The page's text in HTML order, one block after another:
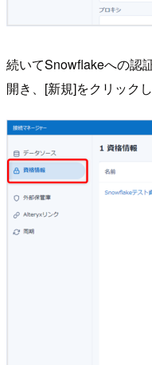
続いてSnowflakeへの認
開き、[新規]をクリックし